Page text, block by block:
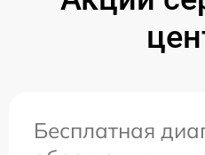
Бесплатная